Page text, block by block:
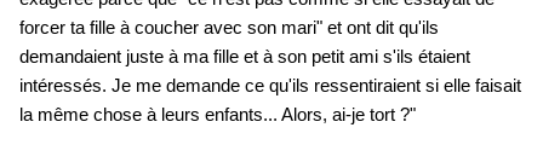
forcer ta fille à coucher avec son mari" et ont dit qu'ils
demandaient juste à ma fille et à son petit ami s'ils étaient
intéressés. Je me demande ce qu'ils ressentiraient si elle faisait
la même chose à leurs enfants... Alors, ai-je tort ?"